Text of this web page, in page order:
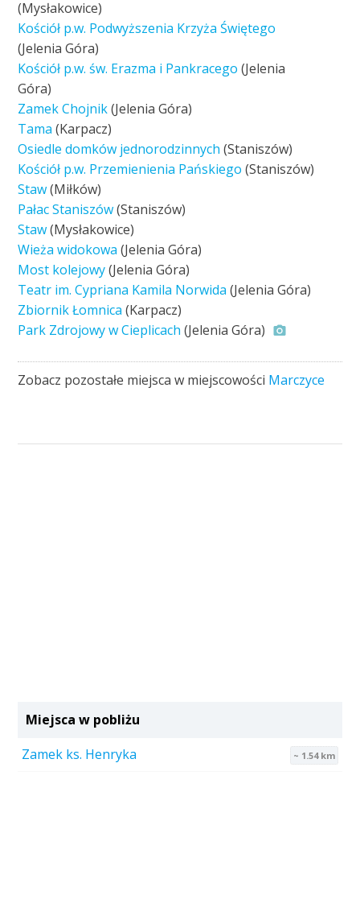
(Mysłakowice)
Kościół p.w. Podwyższenia Krzyża Świętego
(Jelenia Góra)
Kościół p.w. św. Erazma i Pankracego (Jelenia
Góra)
Zamek Chojnik(Jelenia Góra)
Tama (Karpacz)
Osiedle domków jednorodzinnych (Staniszów)
Kościół p.w. Przemienienia Pańskiego (Staniszów)
Staw(Miłków)
Pałac Staniszów(Staniszów)
Staw(Mysłakowice)
Wieża widokowa (Jelenia Góra)
Most kolejowy(Jelenia Góra)
Teatr im. Cypriana Kamila Norwida (Jelenia Góra)
Zbiornik Łomnica (Karpacz)
Park Zdrojowy w Cieplicach (Jelenia Góra)
Zobacz pozostałe miejsca w miejscowości Marczyce
Miejsca w pobliżu
Zamek ks. Henryka
~ 1.54 km